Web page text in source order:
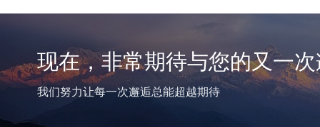
现在，非常期待与您的又一
我们努力让每一次邂逅总能超越期待